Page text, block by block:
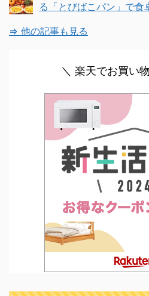
る「とびばこパン」で
⇒ 他の記事も見る
＼ 楽天でお買い